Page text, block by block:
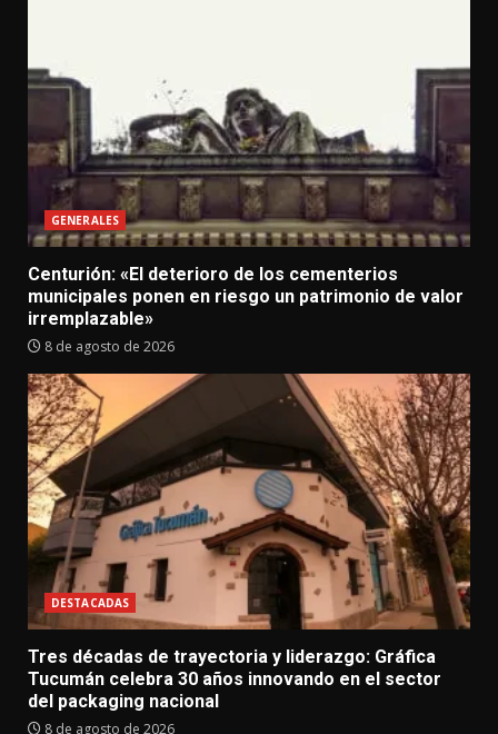
GENERALES
Centurión: «El deterioro de los cementerios
municipales ponen en riesgo un patrimonio de valor
irremplazable»
8 de agosto de 2026
DESTACADAS
Tres décadas de trayectoria y liderazgo: Gráfica
Tucumán celebra 30 años innovando en el sector
del packaging nacional
8 de agosto de 2026